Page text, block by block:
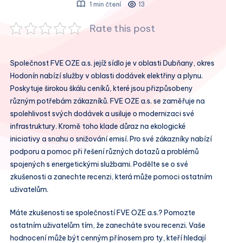
1 min čtení
13
Rate this post
Společnost FVE OZE a.s. jejíž sídlo je v oblasti Dubňany, okres
Hodonín nabízí služby v oblasti dodávek elektřiny a plynu.
Poskytuje širokou škálu ceníků, které jsou přizpůsobeny
různým potřebám zákazníků. FVE OZE a.s. se zaměřuje na
spolehlivost svých dodávek a usiluje o modernizaci své
infrastruktury. Kromě toho klade důraz na ekologické
iniciativy a snahu o snižování emisí. Pro své zákazníky nabízí
podporu a pomoc při řešení různých dotazů a problémů
spojených s energetickými službami. Podělte se o své
zkušenosti a zanechte recenzi, která může pomoci ostatním
uživatelům.
Máte zkušenosti se společností FVE OZE a.s.? Pomozte
ostatním uživatelům tím, že zanecháte svou recenzi. Vaše
hodnocení může být cenným přínosem pro ty, kteří hledají